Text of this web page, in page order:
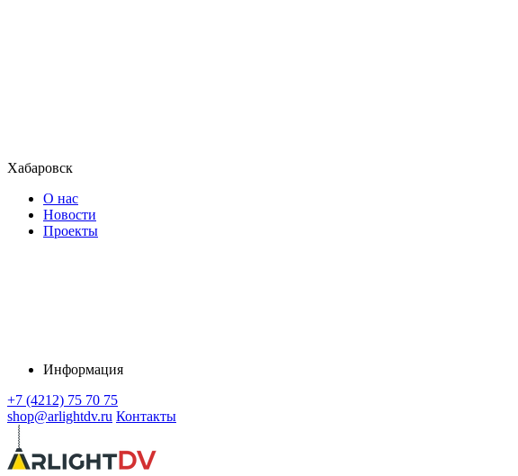
Хабаровск
О нас
Новости
Проекты
Информация
+7 (4212) 75 70 75
shop@arlightdv.ru Контакты